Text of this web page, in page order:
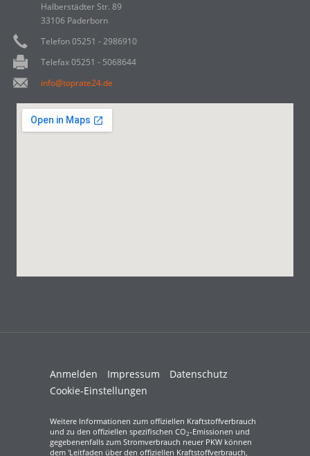
Halberstädter Str. 89
33106 Paderborn
Telefon 05251 - 2986910
Telefax 05251 - 5068644
info@toprate24.de
Anmelden Impressum
Datenschutz
Cookie-Einstellungen
Weitere Informationen zum offiziellen Kraftstoffverbrauch
und zu den offiziellen spezifischen CO2-Emissionen und
gegebenenfalls zum Stromverbrauch neuer PKW können
dem 'Leitfaden über den offiziellen Kraftstoffverbrauch,